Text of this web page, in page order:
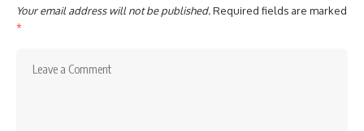
Your email address will not be published.Required fields are marked
*